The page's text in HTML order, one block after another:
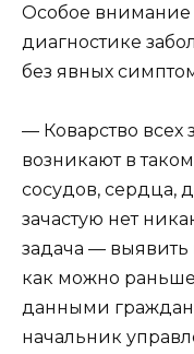
Особое внимание
диагностике
без явных
— Коварство всех
возникают в
сосудов, сердца,
зачастую нет
задача —
как можно раньше
данными
начальник